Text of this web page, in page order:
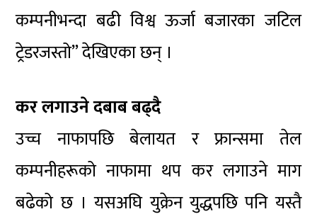
कम्पनीभन्दा बढी विश्व ऊर्जा बजारका जटिल
ट्रेडरजस्तो” देखिएका छन् ।
कर लगाउने दबाब बढ्दै
उच्च नाफापछि बेलायत र फ्रान्समा तेल
कम्पनीहरूको नाफामा थप कर लगाउने माग
बढेको छ । यसअघि युक्रेन युद्धपछि पनि यस्तै